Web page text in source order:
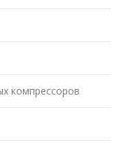
компрессоров